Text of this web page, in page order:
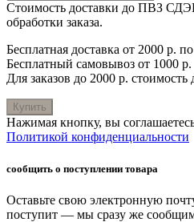
Стоимость доставки до ПВЗ
обработки заказа.
Бесплатная доставка от 2000 р.
Бесплатный самовывоз от 1000 р.
Для заказов до 2000 р. стоимость
Купить
Нажимая кнопку, вы
Политикой конфиденциальности
сообщить о поступлении товара
Оставьте свою электронную
поступит — мы сразу же